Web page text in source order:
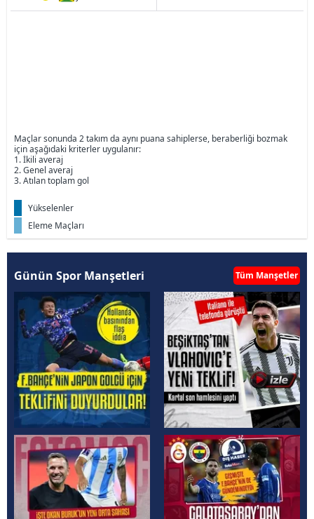
Maçlar sonunda 2 takım da aynı puana sahiplerse, beraberliği bozmak
için aşağıdaki kriterler uygulanır:
1. İkili averaj
2. Genel averaj
3. Atılan toplam gol
Yükselenler
Eleme Maçları
Günün Spor Manşetleri Tüm Manşetler